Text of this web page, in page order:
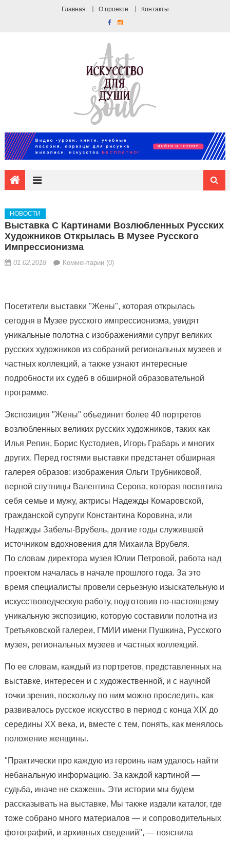
Главная О проекте Контакты
НОВОСТИ
Выставка С Картинами Возлюбленных Русских
Художников Открылась В Музее Русского
Импрессионизма
01.02.2018 Комментарии (0)
Посетители выставки "Жены", которая открылась
сегодня в Музее русского импрессионизма, увидят
уникальные полотна с изображениями супруг великих
русских художников из собраний региональных музеев и
частных коллекций, а также узнают интересные
подробности их судеб в обширной образовательной
программе.
Экспозиция "Жены" объединит более 40 портретов
возлюбленных великих русских художников, таких как
Илья Репин, Борис Кустодиев, Игорь Грабарь и многих
других. Перед гостями выставки предстанет обширная
галерея образов: изображения Ольги Трубниковой,
верной спутницы Валентина Серова, которая посвятила
себя семье и мужу, актрисы Надежды Комаровской,
гражданской супруги Константина Коровина, или
Надежды Забелы-Врубель, долгие годы служившей
источником вдохновения для Михаила Врубеля.
По словам директора музея Юлии Петровой, работа над
проектом началась в начале прошлого года. За это
время специалисты провели серьезную изыскательную и
искусствоведческую работу, подготовив по-настоящему
уникальную экспозицию, которую составили полотна из
Третьяковской галереи, ГМИИ имени Пушкина, Русского
музея, региональных музеев и частных коллекций.
По ее словам, каждый из портретов, представленных на
выставке, интересен и с художественной, и с научной
точки зрения, поскольку по ним можно проследить, как
развивалось русское искусство в период с конца XIX до
середины XX века, и, вместе с тем, понять, как менялось
положение женщины.
"Практически про каждую из героинь нам удалось найти
небанальную информацию. За каждой картиной —
судьба, иначе не скажешь. Эти истории мы будем
рассказывать на выставке. Мы также издали каталог, где
тоже собрано много материалов — и сопроводительных
фотографий, и архивных сведений", — пояснила